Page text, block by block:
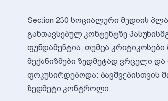
Section 230 სოციალური მედიის
განთავსებულ კონტენტზე
ფუნდამენტია, თუმცა კრიტიკოსები
მექანიზმები ზედმეტად ვრცელი
ფოკუსირდებოდა: ბავშვებისთვის
ზედმეტი კონტროლი.